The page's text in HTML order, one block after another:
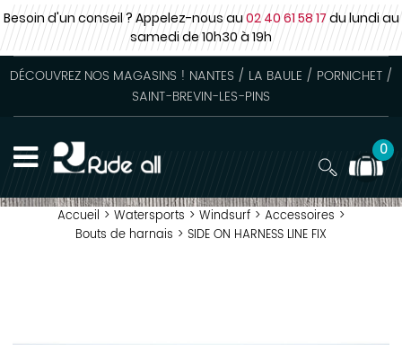
Besoin d'un conseil ? Appelez-nous au02 40 61 58 17du lundi au
samedide 10h30 à 19h
DÉCOUVREZ NOS MAGASINS ! NANTES / LA BAULE / PORNICHET /
SAINT-BREVIN-LES-PINS
0
Accueil > Watersports > Windsurf > Accessoires >
Bouts de harnais > SIDE ON HARNESS LINE FIX